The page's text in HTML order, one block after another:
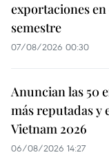
exportaciones
semestre
07/08/2026 00:30
Anuncian las 50
más reputadas y
Vietnam 2026
06/08/2026 14:27